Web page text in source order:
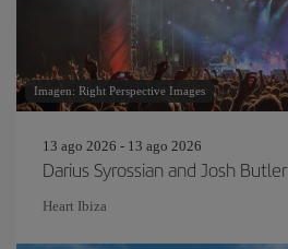
Imagen: Right Perspective Images
13 ago 2026 - 13 ago 2026
Darius Syrossian and Josh Butler
Heart Ibiza